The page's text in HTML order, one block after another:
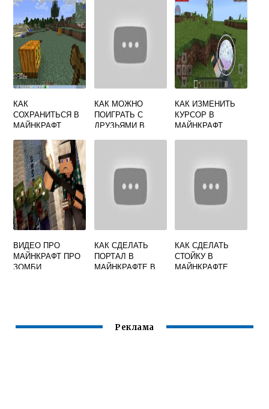
КАК
СОХРАНИТЬСЯ В
МАЙНКРАФТ
КАК МОЖНО
ПОИГРАТЬ С
ДРУЗЬЯМИ В
КАК ИЗМЕНИТЬ
КУРСОР В
МАЙНКРАФТ
ВИДЕО ПРО
МАЙНКРАФТ ПРО
ЗОМБИ
КАК СДЕЛАТЬ
ПОРТАЛ В
МАЙНКРАФТЕ В
КАК СДЕЛАТЬ
СТОЙКУ В
МАЙНКРАФТЕ
Реклама